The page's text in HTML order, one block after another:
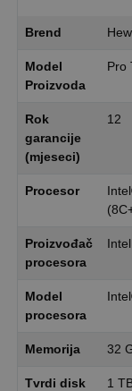
Brend
Model
Proizvoda
Pro
Rok
garancije
(mjeseci)
12
Procesor
Proizvođač
procesora
Intel
Model
procesora
Memorija 32
Tvrdi disk 1